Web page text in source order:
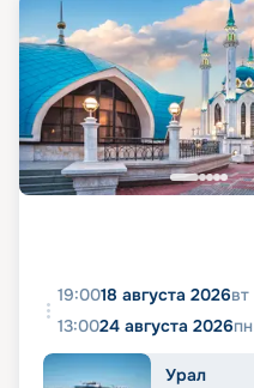
19:0018 августа 2026вт
13:0024 августа 2026пн
Урал